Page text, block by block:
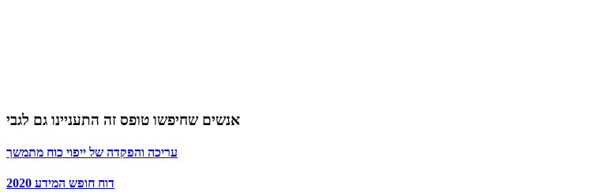
אנשים שחיפשו טופס זה התעניינו גם לגבי
עריכה והפקדה של ייפוי כוח מתמשך
דוח חופש המידע 2020